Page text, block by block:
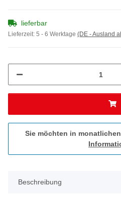
lieferbar
Lieferzeit: 5 - 6 Werktage (DE - Ausland
Sie möchten in
Beschreibung